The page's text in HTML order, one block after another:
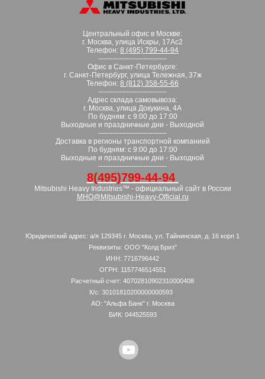
Центральный офис в Москве:
г. Москва, улица Искры, 17Ас2
Телефон: 8 (495) 799-44-94
-----------------------------
Офис в Санкт-Петербурге:
г. Санкт-Петербург, улица Тележная, 37ж
Телефон: 8 (812) 358-55-66
-----------------------------
Адрес склада самовывоза:
г. Москва, улица Докукина, 4А
По будням: с 9:00 до 17:00
Выходные и праздничные дни - Выходной
-----------------------------
Доставка в регионы транспортной компанией
По будням: с 9:00 до 17:00
Выходные и праздничные дни - Выходной
-----------------------------
8(495)799-44-94
Mitsubishi Heavy Industries™ - официальный сайт в России
MHO@Mitsubishi-Heavy-Official.ru
Юридический адрес: а/я 129345 г. Москва, ул. Тайнинская, д. 16 корп 1
Реквизиты: ООО "Колд Бриз"
ИНН: 7716796442
ОГРН: 1157746514551
Расчетный счет: 40702810902310000408
К/с: 30101810200000000593
АО: "Альфа Банк" г. Москва
БИК: 044525593